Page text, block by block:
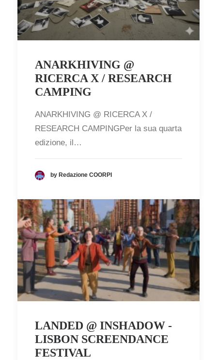
ANARKHIVING @
RICERCA X / RESEARCH
CAMPING
ANARKHIVING @ RICERCA X /
RESEARCH CAMPINGPer la sua quarta
edizione, il…
by Redazione COORPI
LANDED @ INSHADOW -
LISBON SCREENDANCE
FESTIVAL